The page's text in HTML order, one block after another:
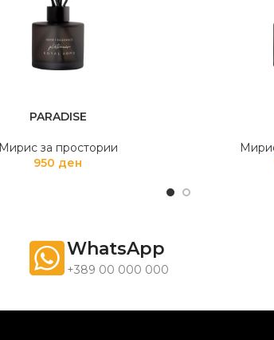
PARADISE
Мирис за простории
950 ден
WhatsApp
+389 00 000 000